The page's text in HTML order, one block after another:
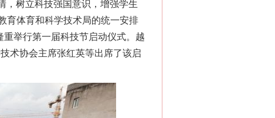
，树立科技强国意识，增强学生
育体育和科学技术局的统一安排
举行第一届科技节启动仪式。越
术协会主席张红英等出席了该启